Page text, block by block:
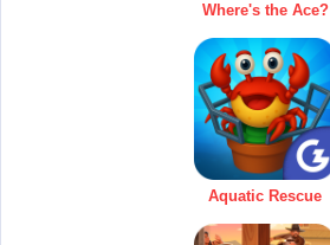
Where's the Ace?
Aquatic Rescue